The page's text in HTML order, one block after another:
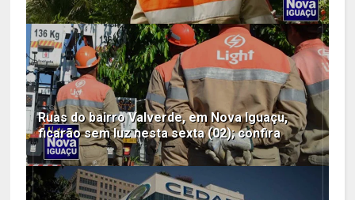
Ruas do bairro Valverde, em Nova Iguaçu,
ficarão sem luz nesta sexta (02); confira